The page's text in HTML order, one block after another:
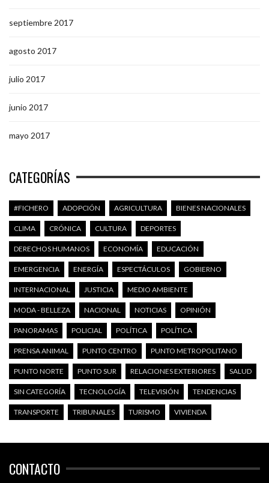
septiembre 2017
agosto 2017
julio 2017
junio 2017
mayo 2017
CATEGORÍAS
#FICHERO ADOPCIÓN AGRICULTURA BIENES NACIONALES
CLIMA CRÓNICA CULTURA DEPORTES
DERECHOS HUMANOS ECONOMÍA EDUCACIÓN
EMERGENCIA ENERGÍA ESPECTÁCULOS GOBIERNO
INTERNACIONAL JUSTICIA MEDIO AMBIENTE
MODA - BELLEZA NACIONAL NOTICIAS OPINIÓN
PANORAMAS POLICIAL POLÍTICA POLÍTICA
PRENSA ANIMAL PUNTO CENTRO PUNTO METROPOLITANO
PUNTO NORTE PUNTO SUR RELACIONES EXTERIORES SALUD
SIN CATEGORÍA TECNOLOGÍA TELEVISIÓN TENDENCIAS
TRANSPORTE TRIBUNALES TURISMO VIVIENDA
CONTACTO